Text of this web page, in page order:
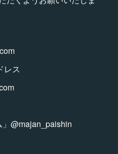
レス
@majan_paishin